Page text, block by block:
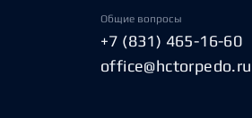
Общие вопросы
+7 (831) 465-16-60
office@hctorpedo.ru